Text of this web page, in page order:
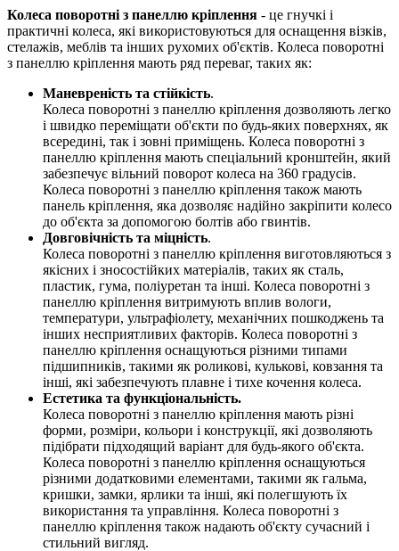
Колеса поворотні з панеллю кріплення - це гнучкі і
практичні колеса, які використовуються для оснащення візків,
стелажів, меблів та інших рухомих об'єктів. Колеса поворотні
з панеллю кріплення мають ряд переваг, таких як:
Маневреність та стійкість.
Колеса поворотні з панеллю кріплення дозволяють легко
і швидко переміщати об'єкти по будь-яких поверхнях, як
всередині, так і зовні приміщень. Колеса поворотні з
панеллю кріплення мають спеціальний кронштейн, який
забезпечує вільний поворот колеса на 360 градусів.
Колеса поворотні з панеллю кріплення також мають
панель кріплення, яка дозволяє надійно закріпити колесо
до об'єкта за допомогою болтів або гвинтів.
Довговічність та міцність.
Колеса поворотні з панеллю кріплення виготовляються з
якісних і зносостійких матеріалів, таких як сталь,
пластик, гума, поліуретан та інші. Колеса поворотні з
панеллю кріплення витримують вплив вологи,
температури, ультрафіолету, механічних пошкоджень та
інших несприятливих факторів. Колеса поворотні з
панеллю кріплення оснащуються різними типами
підшипників, такими як роликові, кулькові, ковзання та
інші, які забезпечують плавне і тихе кочення колеса.
Естетика та функціональність.
Колеса поворотні з панеллю кріплення мають різні
форми, розміри, кольори і конструкції, які дозволяють
підібрати підходящий варіант для будь-якого об'єкта.
Колеса поворотні з панеллю кріплення оснащуються
різними додатковими елементами, такими як гальма,
кришки, замки, ярлики та інші, які полегшують їх
використання та управління. Колеса поворотні з
панеллю кріплення також надають об'єкту сучасний і
стильний вигляд.